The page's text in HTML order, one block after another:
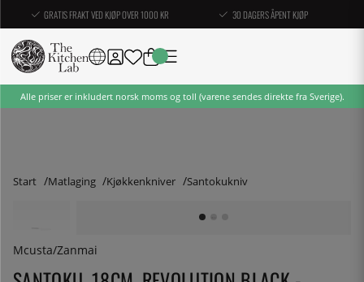
GRATIS FRAKT VED KJØP OVER 1000 KR 30 DAGERS ÅPENT KJØP
Alle priser er inkludert norsk moms og toll (varene sendes direkte fra Sverige).
Start Matlaging Kjøkkenkniver Santokukniv
Mcusta/Zanmai